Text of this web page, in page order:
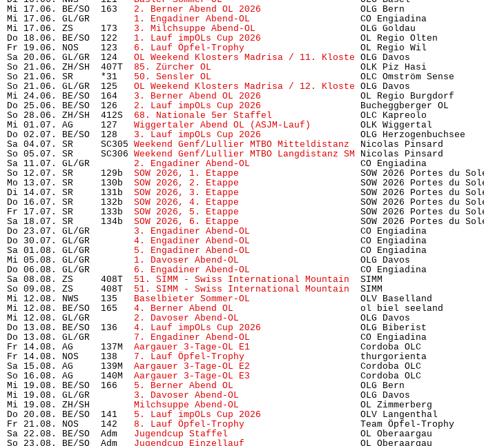
Mi 17.06. BE/SO  163 2. Berner Abend OL 2026
OLG Bern
Mi 17.06. GL/GR 1. Engadiner Abend-OL
CO Engiadina
Mi 17.06. ZS     173 3. Milchsuppe Abend-OL
OLG Goldau
Do 18.06. BE/SO  122 1. Lauf impOLs Cup 2026
OL Regio Olten
Fr 19.06. NOS    123 6. Lauf Öpfel-Trophy
OL Regio Wil
Sa 20.06. GL/GR  124 OL Weekend Klosters Madrisa / 11. Kloste OLG Davos
So 21.06. ZH/SH  407T 85. Zürcher OL
OLK Piz Hasi
So 21.06. SR     *31 50. Sensler OL
OLC Omström Sense
So 21.06. GL/GR  125 OL Weekend Klosters Madrisa / 12. Kloste OLG Davos
Mi 24.06. BE/SO  164 3. Berner Abend OL 2026
OL Regio Burgdorf
Do 25.06. BE/SO  126 2. Lauf impOLs Cup 2026
Bucheggberger OL
So 28.06. ZH/SH  412S 68. Nationale 5er Staffel
OLC Kapreolo
Mi 01.07. AG     127 Wiggertaler Abend OL (ASJM-Lauf)
OLK Wiggertal
Do 02.07. BE/SO  128 3. Lauf impOLs Cup 2026
OLG Herzogenbuchsee
Sa 04.07. SR     SC305 Weekend Genf/Lullier MTBO Mitteldistanz
Nicolas Pinsard
So 05.07. SR     SC306 Weekend Genf/Lullier MTBO Langdistanz SM Nicolas Pinsard
Sa 11.07. GL/GR 2. Engadiner Abend-OL
CO Engiadina
So 12.07. SR     129b SOW 2026, 1. Etappe
SOW 2026 Portes du
Mo 13.07. SR     130b SOW 2026, 2. Etappe
SOW 2026 Portes du
Di 14.07. SR     131b SOW 2026, 3. Etappe
SOW 2026 Portes du
Do 16.07. SR     132b SOW 2026, 4. Etappe
SOW 2026 Portes du
Fr 17.07. SR     133b SOW 2026, 5. Etappe
SOW 2026 Portes du
Sa 18.07. SR     134b SOW 2026, 6. Etappe
SOW 2026 Portes du
Do 23.07. GL/GR 3. Engadiner Abend-OL
CO Engiadina
Do 30.07. GL/GR 4. Engadiner Abend-OL
CO Engiadina
Sa 01.08. GL/GR 5. Engadiner Abend-OL
CO Engiadina
Mi 05.08. GL/GR 1. Davoser Abend-OL
OLG Davos
Do 06.08. GL/GR 6. Engadiner Abend-OL
CO Engiadina
Sa 08.08. ZS     408T 51. SIMM - Swiss International Mountain
SIMM
So 09.08. ZS     408T 51. SIMM - Swiss International Mountain
SIMM
Mi 12.08. NWS    135
Baselbieter Sommer-OL
OLV Baselland
Mi 12.08. BE/SO  165 4. Berner Abend OL
ol biel seeland
Mi 12.08. GL/GR 2. Davoser Abend-OL
OLG Davos
Do 13.08. BE/SO  136 4. Lauf impOLs Cup 2026
OLG Biberist
Do 13.08. GL/GR 7. Engadiner Abend-OL
CO Engiadina
Fr 14.08. AG     137M Aargauer 3-Tage-OL E1
Cordoba OLC
Fr 14.08. NOS    138 7. Lauf Öpfel-Trophy
thurgorienta
Sa 15.08. AG     139M Aargauer 3-Tage-OL E2
Cordoba OLC
So 16.08. AG     140M Aargauer 3-Tage-OL E3
Cordoba OLC
Mi 19.08. BE/SO  166 5. Berner Abend OL
OLG Bern
Mi 19.08. GL/GR 3. Davoser Abend-OL
OLG
Mi 19.08. ZH/SH Milchsuppe Abend-OL
OL Zimmerberg
Do 20.08. BE/SO  141 5. Lauf impOLs Cup 2026
OLV Langenthal
Fr 21.08. NOS    142 8. Lauf Öpfel-Trophy
Team Öpfel-Trophy
Sa 22.08. BE/SO  Adm Jugendcup Staffel
OL Oberaargau
So 23.08. BE/SO  Adm Jugendcup Einzellauf
OL Oberaargau